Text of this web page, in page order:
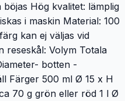
Hög kvalitet: lämplig
i maskin Material: 100
kan ej väljas vid
reseskål: Volym Totala
botten -
Färger 500 ml Ø 15 x H
70 g grön eller röd 1 l Ø